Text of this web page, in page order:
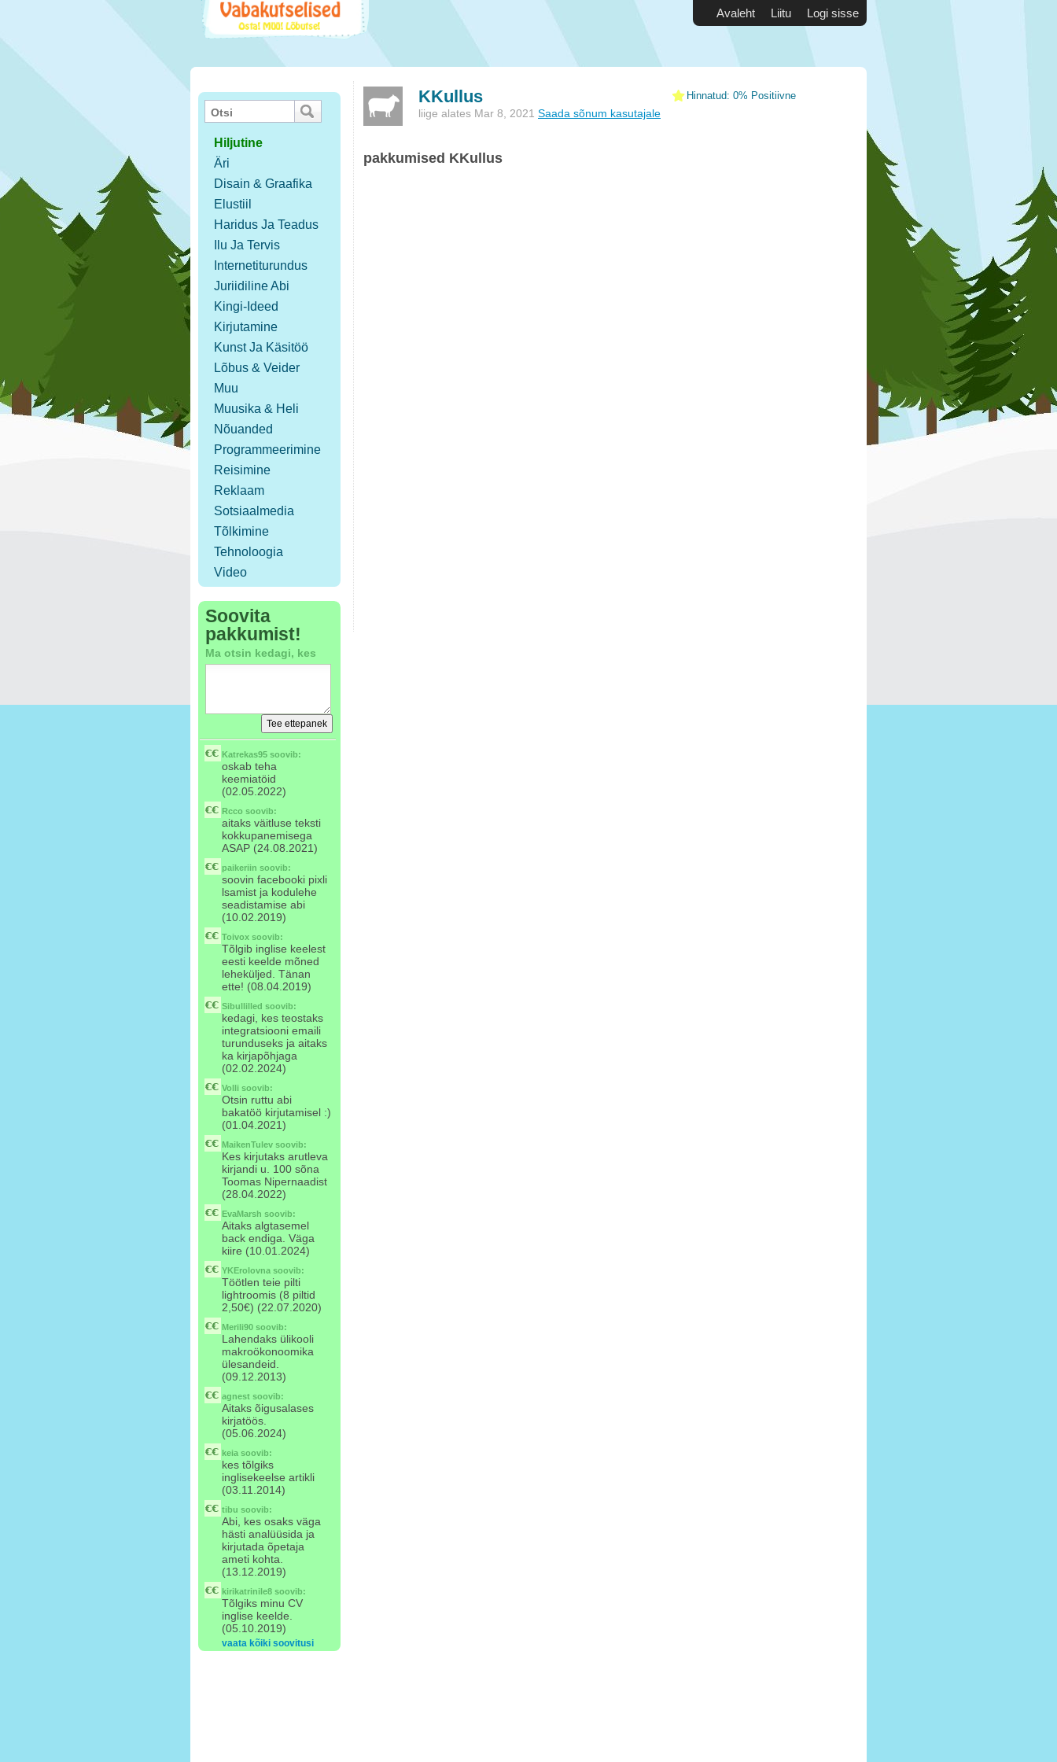
Avaleht Liitu Logi sisse
Hiljutine
Äri
Disain & Graafika
Elustiil
Haridus Ja Teadus
Ilu Ja Tervis
Internetiturundus
Juriidiline Abi
Kingi-Ideed
Kirjutamine
Kunst Ja Käsitöö
Lõbus & Veider
Muu
Muusika & Heli
Nõuanded
Programmeerimine
Reisimine
Reklaam
Sotsiaalmedia
Tõlkimine
Tehnoloogia
Video
Soovita
pakkumist!
Ma otsin kedagi, kes
Katrekas95 soovib:
oskab teha
keemiatöid
(02.05.2022)
Rcco soovib:
aitaks väitluse teksti
kokkupanemisega
ASAP (24.08.2021)
paikeriin soovib:
soovin facebooki pixli
lsamist ja kodulehe
seadistamise abi
(10.02.2019)
Toivox soovib:
Tõlgib inglise keelest
eesti keelde mõned
leheküljed. Tänan
ette! (08.04.2019)
Sibullilled soovib:
kedagi, kes teostaks
integratsiooni emaili
turunduseks ja aitaks
ka kirjapõhjaga
(02.02.2024)
Volli soovib:
Otsin ruttu abi
bakatöö kirjutamisel :)
(01.04.2021)
MaikenTulev soovib:
Kes kirjutaks arutleva
kirjandi u. 100 sõna
Toomas Nipernaadist
(28.04.2022)
EvaMarsh soovib:
Aitaks algtasemel
back endiga. Väga
kiire (10.01.2024)
YKErolovna soovib:
Töötlen teie pilti
lightroomis (8 piltid
2,50€) (22.07.2020)
Merili90 soovib:
Lahendaks ülikooli
makroökonoomika
ülesandeid.
(09.12.2013)
agnest soovib:
Aitaks õigusalases
kirjatöös.
(05.06.2024)
keia soovib:
kes tõlgiks
inglisekeelse artikli
(03.11.2014)
tibu soovib:
Abi, kes osaks väga
hästi analüüsida ja
kirjutada õpetaja
ameti kohta.
(13.12.2019)
kirikatrinile8 soovib:
Tõlgiks minu CV
inglise keelde.
(05.10.2019)
vaata kõiki soovitusi
KKullus Hinnatud: 0% Positiivne
liige alates Mar 8, 2021 Saada sõnum kasutajale
pakkumised KKullus